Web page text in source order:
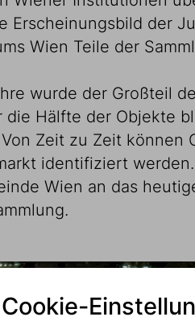
Erscheinungsbild der
Wien Teile der
wurde der Großteil
die Hälfte der Objekte
Zeit zu Zeit
identifiziert
Wien an das
Cookie-